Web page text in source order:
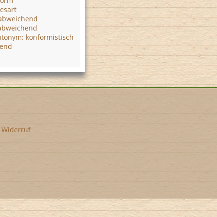
konformistisch
Widerruf